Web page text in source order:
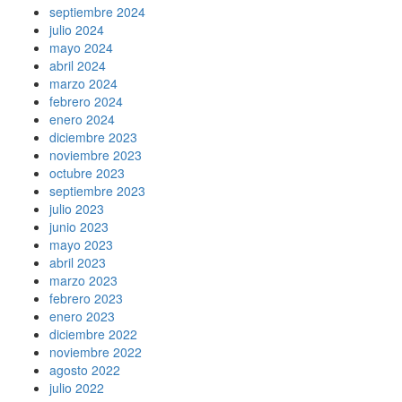
septiembre 2024
julio 2024
mayo 2024
abril 2024
marzo 2024
febrero 2024
enero 2024
diciembre 2023
noviembre 2023
octubre 2023
septiembre 2023
julio 2023
junio 2023
mayo 2023
abril 2023
marzo 2023
febrero 2023
enero 2023
diciembre 2022
noviembre 2022
agosto 2022
julio 2022